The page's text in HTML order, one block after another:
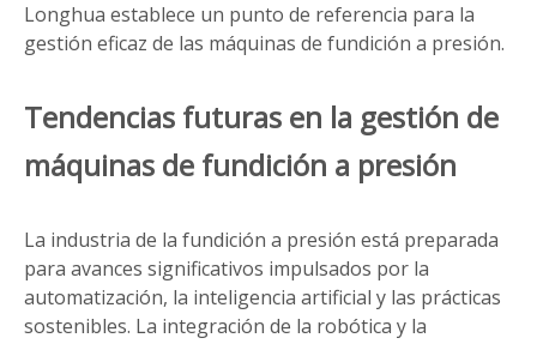
Longhua establece un punto de referencia para la
gestión eficaz de las máquinas de fundición a presión.
Tendencias futuras en la gestión de
máquinas de fundición a presión
La industria de la fundición a presión está preparada
para avances significativos impulsados ​​por la
automatización, la inteligencia artificial y las prácticas
sostenibles. La integración de la robótica y la